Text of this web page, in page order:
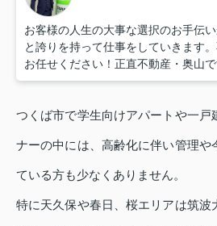
お客様の人生の大事な選択のお手伝
と誇りを持って仕事をしていきます
お任せください！正直不動産・奥山で
つくば市で学生向けアパートや一戸
ナーの中には、高齢化に伴い管理や
ている方も少なくありません。
特に天久保や春日、桜エリアは筑波